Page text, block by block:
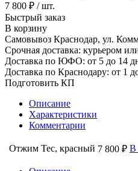
7 800 ₽ / шт.
Быстрый заказ
В корзину
Самовывоз Краснодар, ул.
Срочная доставка: курьером
Доставка по ЮФО: от 5 до 14
Доставка по Краснодару: от 1
Подготовить КП
Описание
Характеристики
Комментарии
Отжим Tec, красный 7 800 ₽ В